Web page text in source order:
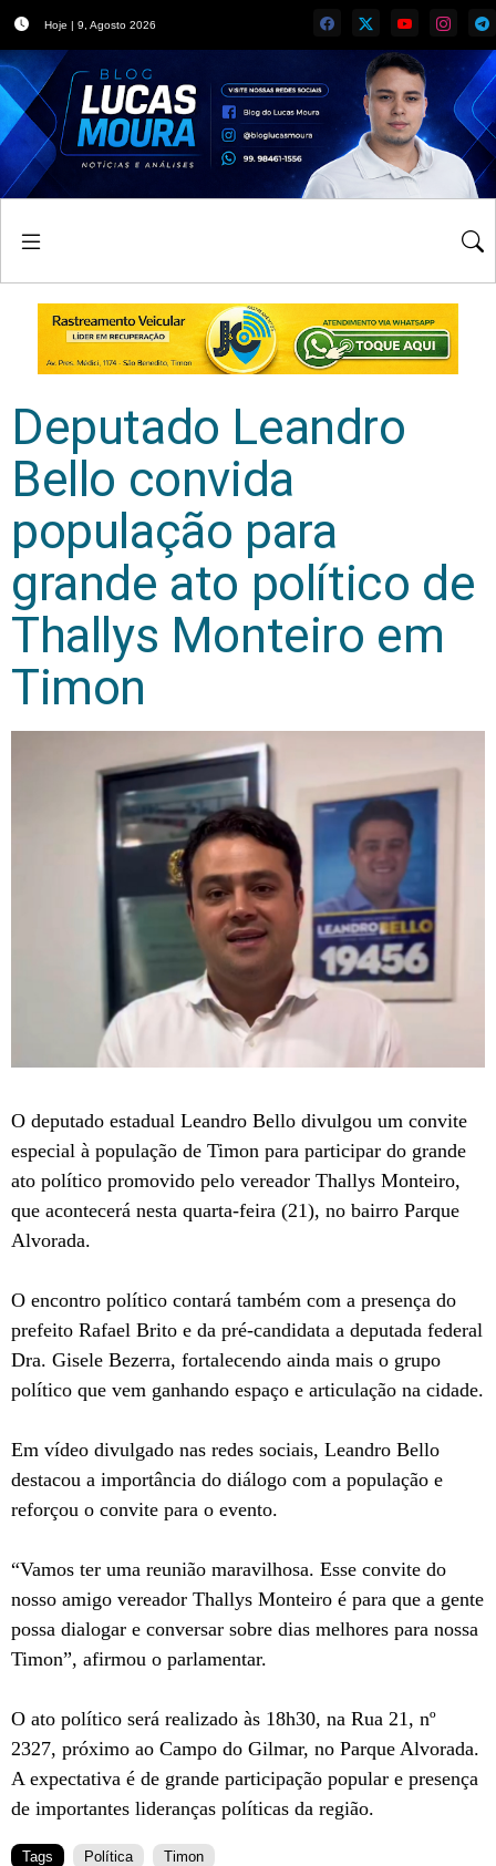
Hoje | 9, Agosto 2026
Deputado Leandro
Bello convida
população para
grande ato político de
Thallys Monteiro em
Timon
O deputado estadual Leandro Bello divulgou um convite
especial à população de Timon para participar do grande
ato político promovido pelo vereador Thallys Monteiro,
que acontecerá nesta quarta-feira (21), no bairro Parque
Alvorada.
O encontro político contará também com a presença do
prefeito Rafael Brito e da pré-candidata a deputada federal
Dra. Gisele Bezerra, fortalecendo ainda mais o grupo
político que vem ganhando espaço e articulação na cidade.
Em vídeo divulgado nas redes sociais, Leandro Bello
destacou a importância do diálogo com a população e
reforçou o convite para o evento.
“Vamos ter uma reunião maravilhosa. Esse convite do
nosso amigo vereador Thallys Monteiro é para que a gente
possa dialogar e conversar sobre dias melhores para nossa
Timon”, afirmou o parlamentar.
O ato político será realizado às 18h30, na Rua 21, nº
2327, próximo ao Campo do Gilmar, no Parque Alvorada.
A expectativa é de grande participação popular e presença
de importantes lideranças políticas da região.
Tags Política Timon